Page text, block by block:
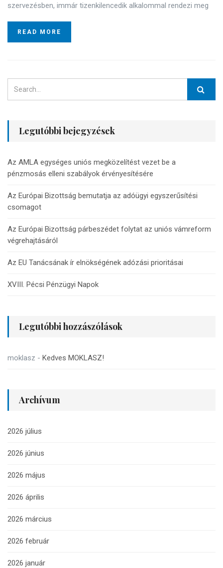
szervezésben, immár tizenkilencedik alkalommal rendezi meg
READ MORE
Legutóbbi bejegyzések
Az AMLA egységes uniós megközelítést vezet be a
pénzmosás elleni szabályok érvényesítésére
Az Európai Bizottság bemutatja az adóügyi egyszerűsítési
csomagot
Az Európai Bizottság párbeszédet folytat az uniós vámreform
végrehajtásáról
Az EU Tanácsának ír elnökségének adózási prioritásai
XVIII. Pécsi Pénzügyi Napok
Legutóbbi hozzászólások
moklasz - Kedves MOKLASZ!
Archívum
2026 július
2026 június
2026 május
2026 április
2026 március
2026 február
2026 január